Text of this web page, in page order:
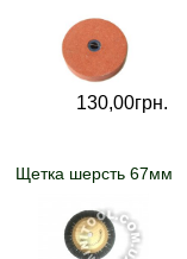
130,00грн.
Щетка шерсть 67мм